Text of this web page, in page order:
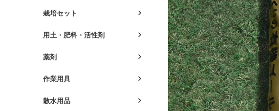
栽培セット
用土・肥料・活性剤
薬剤
作業用具
散水用品